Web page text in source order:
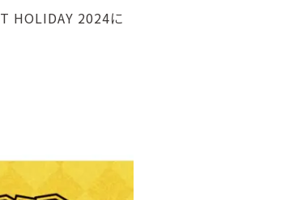
HOLIDAY 2024に